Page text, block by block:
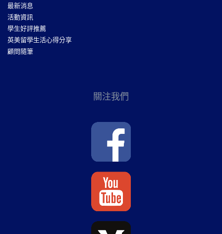
最新消息
活動資訊
學生好評推薦
英美留學生活心得分享
顧問隨筆
關注我們